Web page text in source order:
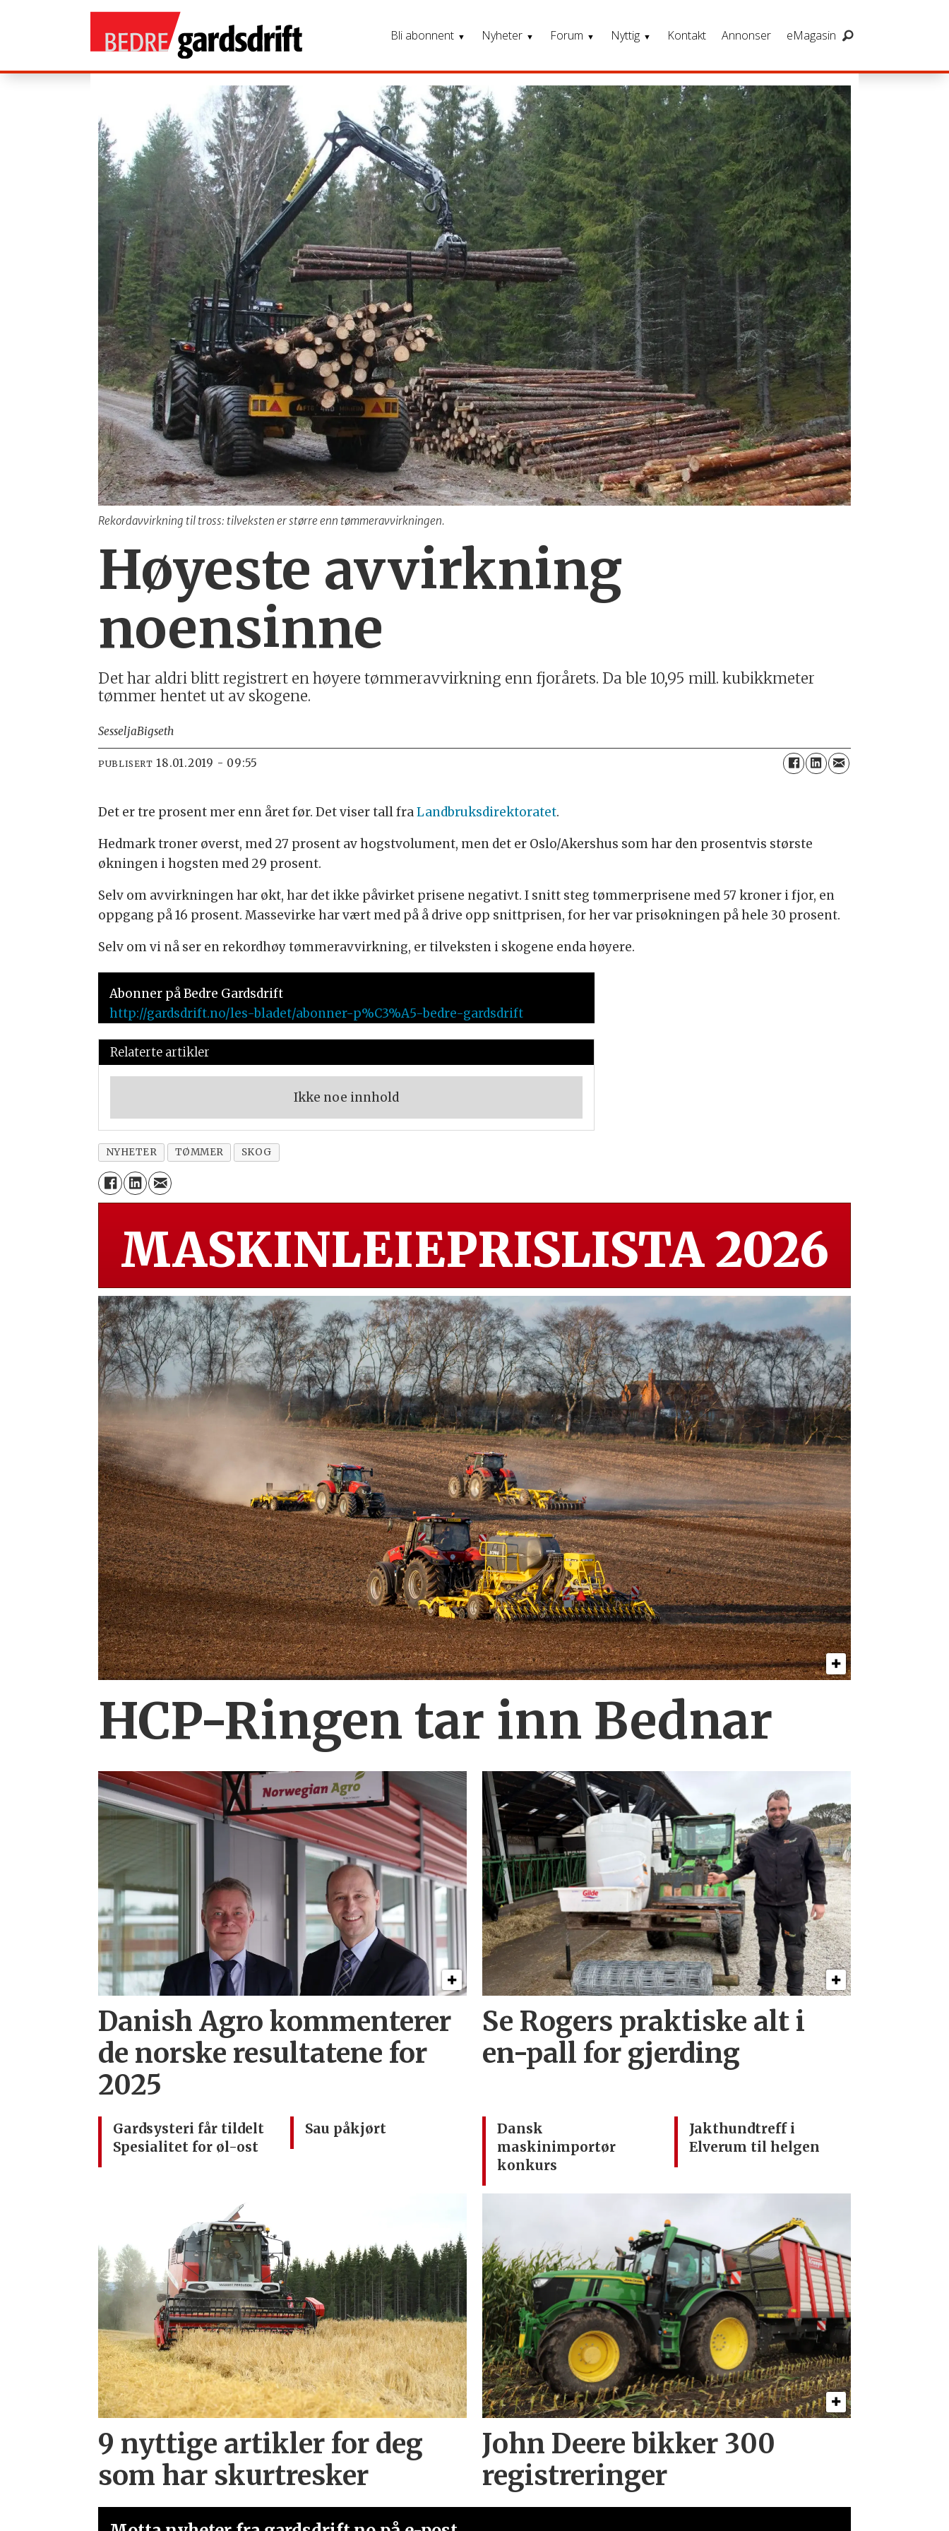
Bli abonnent Nyheter Forum Nyttig Kontakt Annonser eMagasin
Rekordavvirkning til tross: tilveksten er større enn tømmeravvirkningen.
Høyeste avvirkning
noensinne
Det har aldri blitt registrert en høyere tømmeravvirkning enn fjorårets. Da ble 10,95 mill. kubikkmeter
tømmer hentet ut av skogene.
SesseljaBigseth
PUBLISERT 18.01.2019 - 09:55
Det er tre prosent mer enn året før. Det viser tall fraLandbruksdirektoratet.
Hedmark troner øverst, med 27 prosent av hogstvolument, men det er Oslo/Akershus som har den prosentvis største
økningen i hogsten med 29 prosent.
Selv om avvirkningen har økt, har det ikke påvirket prisene negativt. I snitt steg tømmerprisene med 57 kroner i fjor, en
oppgang på 16 prosent. Massevirke har vært med på å drive opp snittprisen, for her var prisøkningen på hele 30 prosent.
Selv om vi nå ser en rekordhøy tømmeravvirkning, er tilveksten i skogene enda høyere.
Abonner på Bedre Gardsdrift
http://gardsdrift.no/les-bladet/abonner-p%C3%A5-bedre-gardsdrift
Relaterte artikler
Ikke noe innhold
NYHETER TØMMER SKOG
MASKINLEIEPRISLISTA 2026
HCP-Ringen tar inn Bednar
Danish Agro kommenterer
de norske resultatene for
2025
Se Rogers praktiske alt i
en-pall for gjerding
Gardsysteri får tildelt
Spesialitet for øl-ost
Sau påkjørt
Dansk
maskinimportør
konkurs
Jakthundtreff i
Elverum til helgen
9 nyttige artikler for deg
som har skurtresker
John Deere bikker 300
registreringer